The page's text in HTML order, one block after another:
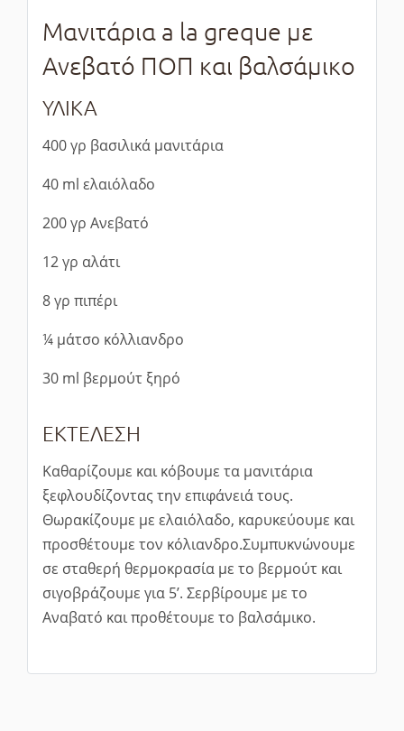
Μανιτάρια a la greque με
Ανεβατό ΠΟΠ και βαλσάμικο
ΥΛΙΚΑ
400 γρ βασιλικά μανιτάρια
40 ml ελαιόλαδο
200 γρ Ανεβατό
12 γρ αλάτι
8 γρ πιπέρι
¼ μάτσο κόλλιανδρο
30 ml βερμούτ ξηρό
ΕΚΤΕΛΕΣΗ
Καθαρίζουμε και κόβουμε τα μανιτάρια
ξεφλουδίζοντας την επιφάνειά τους.
Θωρακίζουμε με ελαιόλαδο, καρυκεύουμε και
προσθέτουμε τον κόλιανδρο.Συμπυκνώνουμε
σε σταθερή θερμοκρασία με το βερμούτ και
σιγοβράζουμε για 5’. Σερβίρουμε με το
Αναβατό και προθέτουμε το βαλσάμικο.